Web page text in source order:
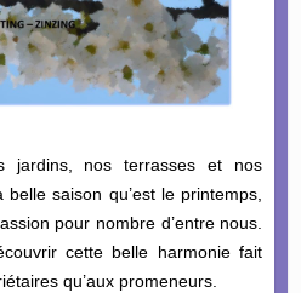
jardins, nos terrasses et nos
belle saison qu’est le printemps,
pour nombre d’entre nous.
cette belle harmonie fait
qu’aux promeneurs.